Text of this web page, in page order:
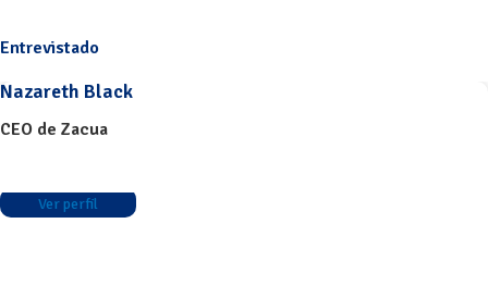
Entrevistado
Nazareth Black
CEO de Zacua
Ver perfil